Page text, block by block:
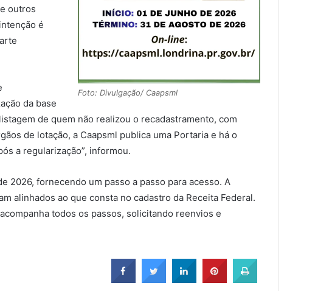
Foto: Divulgação/ Caapsml
outros
é
da base
de quem não realizou o recadastramento, com
de lotação, a Caapsml publica uma Portaria e há o
a regularização”, informou.
2026, fornecendo um passo a passo para acesso. A
alinhados ao que consta no cadastro da Receita Federal.
todos os passos, solicitando reenvios e